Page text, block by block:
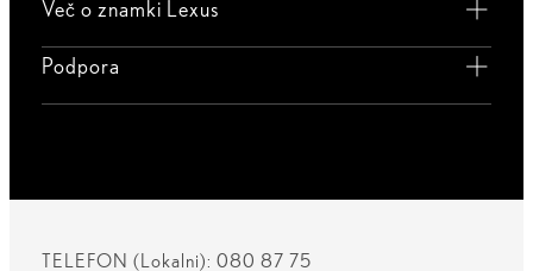
Več o znamki Lexus
Podpora
TELEFON (Lokalni): 080 87 75